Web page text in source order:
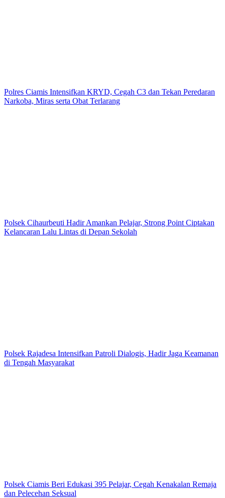
Polres Ciamis Intensifkan KRYD, Cegah C3 dan Tekan Peredaran
Narkoba, Miras serta Obat Terlarang
Polsek Cihaurbeuti Hadir Amankan Pelajar, Strong Point Ciptakan
Kelancaran Lalu Lintas di Depan Sekolah
Polsek Rajadesa Intensifkan Patroli Dialogis, Hadir Jaga Keamanan
di Tengah Masyarakat
Polsek Ciamis Beri Edukasi 395 Pelajar, Cegah Kenakalan Remaja
dan Pelecehan Seksual